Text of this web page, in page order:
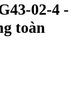
02-4 -
toàn